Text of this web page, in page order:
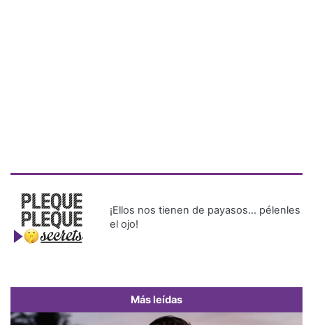
¡Ellos nos tienen de payasos… pélenles
el ojo!
Más leídas